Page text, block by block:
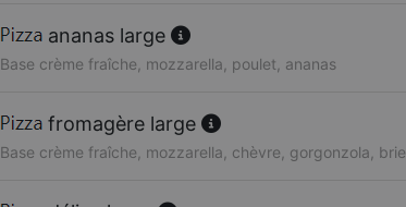
ananas large
Base crème fraîche, mozzarella, poulet, ananas
fromagère large
Base crème fraîche, mozzarella, chèvre, gorgonzola, brie